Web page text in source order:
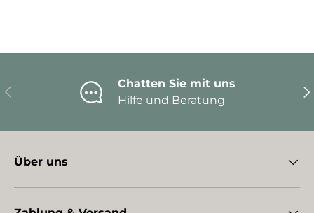
Vorherige
Chatten Sie mit uns
Hilfe und Beratung
Über uns